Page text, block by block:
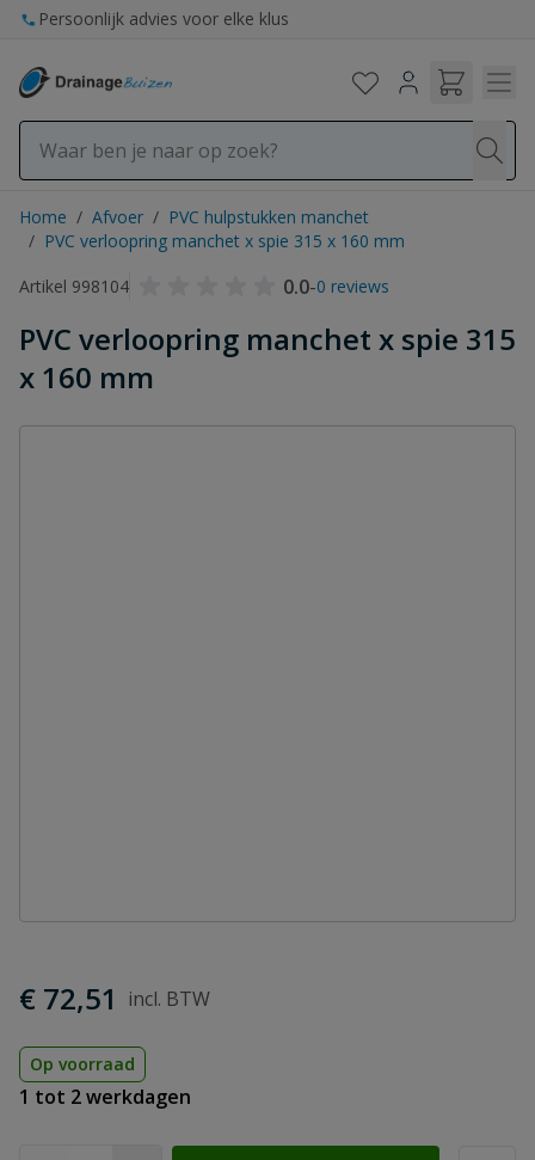
Ga naar de inhoud
Persoonlijk advies voor elke klus
Home / Afvoer / PVC hulpstukken manchet
/ PVC verloopring manchet x spie 315 x 160 mm
Artikel 998104
0.0-0 reviews
PVC verloopring manchet x spie 315
x 160 mm
€ 72,51
Op voorraad
1 tot 2 werkdagen